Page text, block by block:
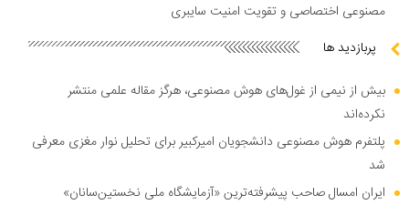
مصنوعی اختصاصی و تقویت امنیت سایبری
پربازدید ها
بیش از نیمی از غول‌های هوش مصنوعی، هرگز مقاله علمی منتشر
نکرده‌اند
پلتفرم هوش مصنوعی دانشجویان امیرکبیر برای تحلیل نوار مغزی معرفی
شد
ایران امسال صاحب پیشرفته‌ترین «آزمایشگاه ملی نخستین‌سانان»